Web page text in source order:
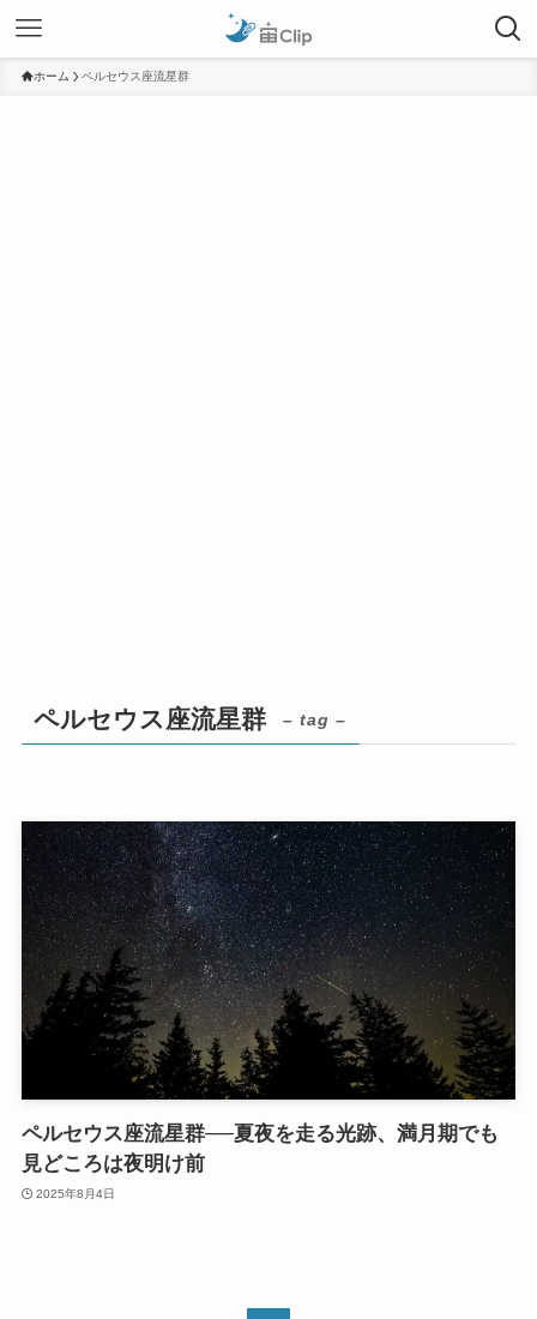
ホーム ペルセウス座流星群
ペルセウス座流星群 – tag –
ペルセウス座流星群──夏夜を走る光跡、満月期でも
見どころは夜明け前
2025年8月4日